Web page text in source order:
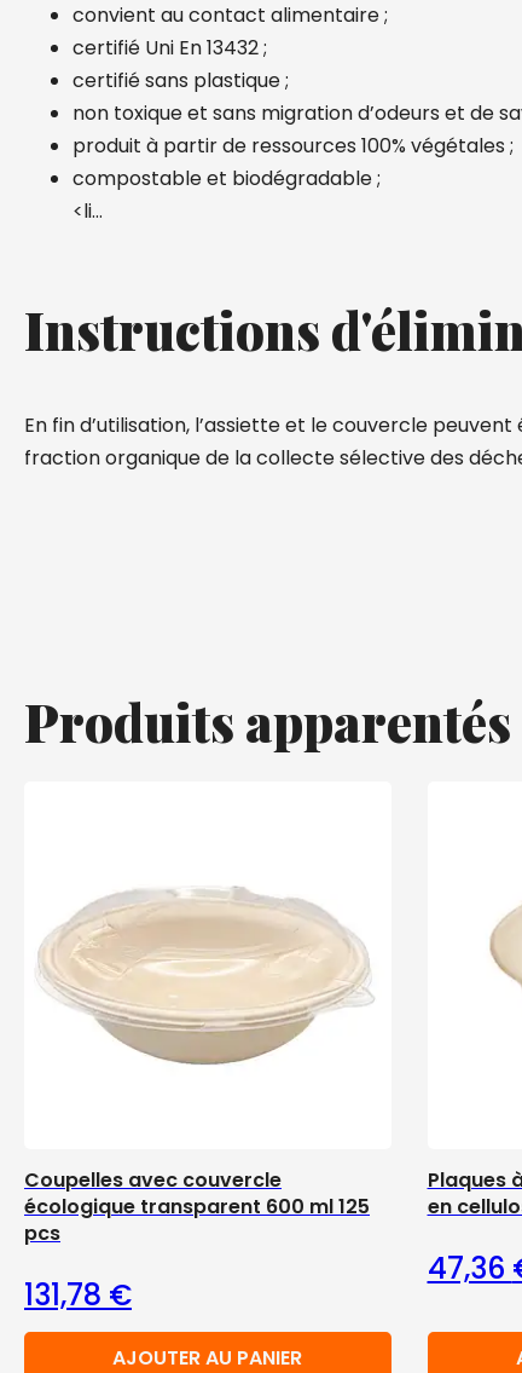
convient au contact alimentaire ;
certifié Uni En 13432 ;
certifié sans plastique ;
non toxique et sans migration d’odeurs et de
produit à partir de ressources 100% végétales ;
compostable et biodégradable ;
<li…
Instructions
En fin d’utilisation, l’assiette et le couvercle
fraction organique de la collecte sélective des
Produits apparentés
Coupelles avec couvercle
écologique transparent 600 ml 125
pcs
131,78 €
AJOUTER AU PANIER
Plaques
en
47,36